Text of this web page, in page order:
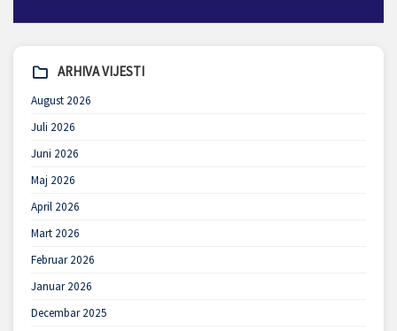
ARHIVA VIJESTI
August 2026
Juli 2026
Juni 2026
Maj 2026
April 2026
Mart 2026
Februar 2026
Januar 2026
Decembar 2025